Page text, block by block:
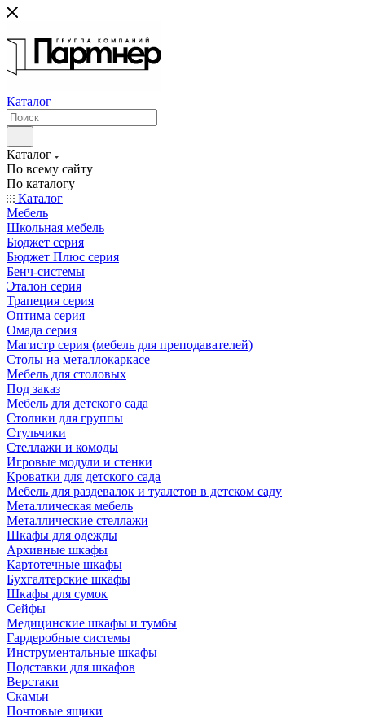
Каталог
Каталог
По всему сайту
По каталогу
Каталог
Мебель
Школьная мебель
Бюджет серия
Бюджет Плюс серия
Бенч-системы
Эталон серия
Трапеция серия
Оптима серия
Омада серия
Магистр серия (мебель для преподавателей)
Столы на металлокаркасе
Мебель для столовых
Под заказ
Мебель для детского сада
Столики для группы
Стульчики
Стеллажи и комоды
Игровые модули и стенки
Кроватки для детского сада
Мебель для раздевалок и туалетов в детском саду
Металлическая мебель
Металлические стеллажи
Шкафы для одежды
Архивные шкафы
Картотечные шкафы
Бухгалтерские шкафы
Шкафы для сумок
Сейфы
Медицинские шкафы и тумбы
Гардеробные системы
Инструментальные шкафы
Подставки для шкафов
Верстаки
Скамьи
Почтовые ящики